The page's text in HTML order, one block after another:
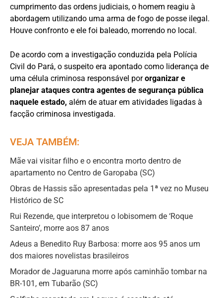
cumprimento das ordens judiciais, o homem reagiu à
abordagem utilizando uma arma de fogo de posse ilegal.
Houve confronto e ele foi baleado, morrendo no local.
De acordo com a investigação conduzida pela Polícia
Civil do Pará, o suspeito era apontado como liderança de
uma célula criminosa responsável pororganizar e
planejar ataques contra agentes de segurança pública
naquele estado, além de atuar em atividades ligadas à
facção criminosa investigada.
VEJA TAMBÉM:
Mãe vai visitar filho e o encontra morto dentro de
apartamento no Centro de Garopaba (SC)
Obras de Hassis são apresentadas pela 1ª vez no Museu
Histórico de SC
Rui Rezende, que interpretou o lobisomem de ‘Roque
Santeiro’, morre aos 87 anos
Adeus a Benedito Ruy Barbosa: morre aos 95 anos um
dos maiores novelistas brasileiros
Morador de Jaguaruna morre após caminhão tombar na
BR-101, em Tubarão (SC)